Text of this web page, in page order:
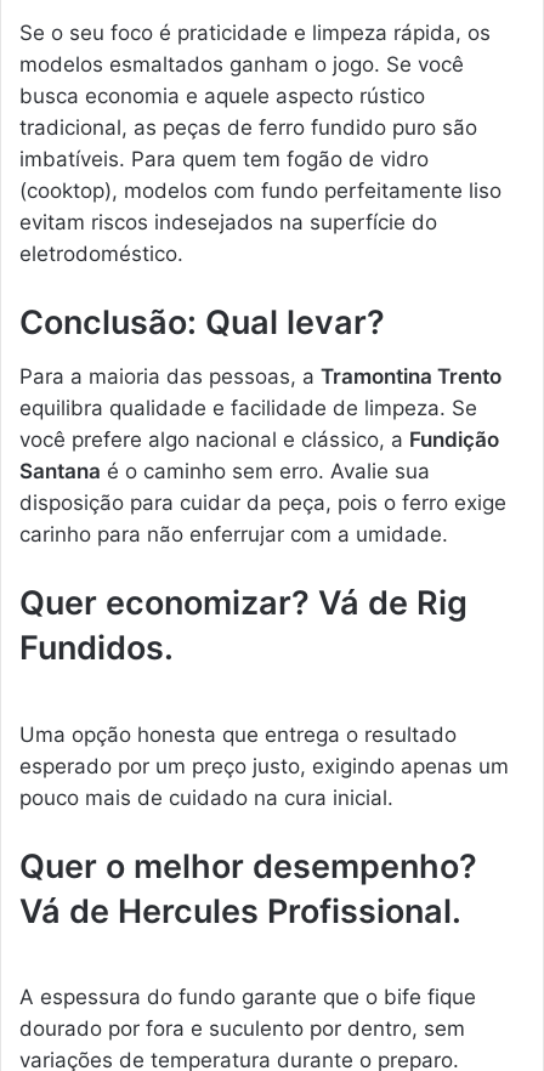
Se o seu foco é praticidade e limpeza rápida, os
modelos esmaltados ganham o jogo. Se você
busca economia e aquele aspecto rústico
tradicional, as peças de ferro fundido puro são
imbatíveis. Para quem tem fogão de vidro
(cooktop), modelos com fundo perfeitamente liso
evitam riscos indesejados na superfície do
eletrodoméstico.
Conclusão: Qual levar?
Para a maioria das pessoas, a Tramontina Trento
equilibra qualidade e facilidade de limpeza. Se
você prefere algo nacional e clássico, a Fundição
Santana é o caminho sem erro. Avalie sua
disposição para cuidar da peça, pois o ferro exige
carinho para não enferrujar com a umidade.
Quer economizar? Vá de Rig
Fundidos.
Uma opção honesta que entrega o resultado
esperado por um preço justo, exigindo apenas um
pouco mais de cuidado na cura inicial.
Quer o melhor desempenho?
Vá de Hercules Profissional.
A espessura do fundo garante que o bife fique
dourado por fora e suculento por dentro, sem
variações de temperatura durante o preparo.